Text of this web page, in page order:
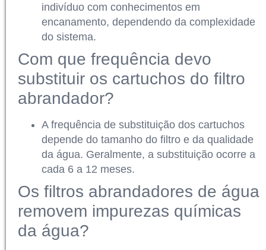
indivíduo com conhecimentos em
encanamento, dependendo da complexidade
do sistema.
Com que frequência devo
substituir os cartuchos do filtro
abrandador?
A frequência de substituição dos cartuchos
depende do tamanho do filtro e da qualidade
da água. Geralmente, a substituição ocorre a
cada 6 a 12 meses.
Os filtros abrandadores de água
removem impurezas químicas
da água?